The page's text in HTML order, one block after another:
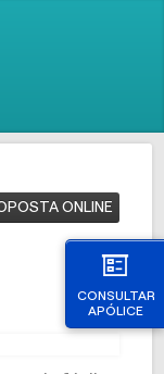
CONSULTAR
APÓLICE
ONLINE